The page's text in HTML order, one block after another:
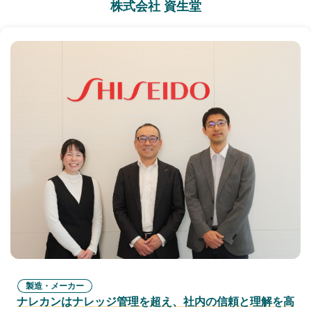
株式会社 資生堂
製造・メーカー
ナレカンはナレッジ管理を超え、社内の信頼と理解を高